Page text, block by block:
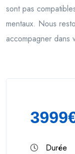
sont pas
mentaux. Nous
accompagner dans
Durée